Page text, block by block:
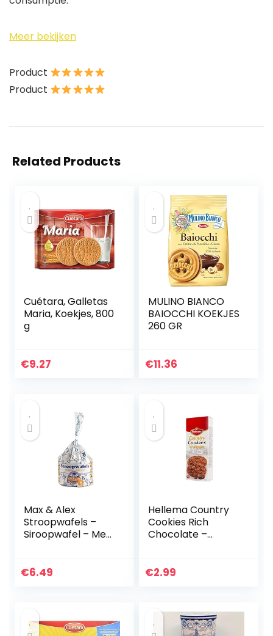
Meer bekijken
Product
Product
Related Products
Cuétara, Galletas
Maria, Koekjes, 800
g
€9.27
MULINO BIANCO
BAIOCCHI KOEKJES
260 GR
€11.36
Max & Alex
Stroopwafels –
Siroopwafel – Met
Origineel
€6.49
Hellema Country
Cookies Rich
Chocolate –
de beste cacao –
€2.99